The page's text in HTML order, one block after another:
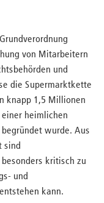
von Mitarbeitern
und
die Supermarktkette
knapp 1,5 Millionen
heimlichen
wurde. Aus
sind
kritisch zu
und
kann.